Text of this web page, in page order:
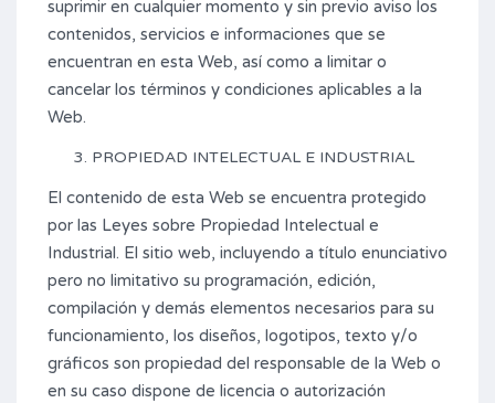
suprimir en cualquier momento y sin previo aviso los
contenidos, servicios e informaciones que se
encuentran en esta Web, así como a limitar o
cancelar los términos y condiciones aplicables a la
Web.
PROPIEDAD INTELECTUAL E INDUSTRIAL
El contenido de esta Web se encuentra protegido
por las Leyes sobre Propiedad Intelectual e
Industrial. El sitio web, incluyendo a título enunciativo
pero no limitativo su programación, edición,
compilación y demás elementos necesarios para su
funcionamiento, los diseños, logotipos, texto y/o
gráficos son propiedad del responsable de la Web o
en su caso dispone de licencia o autorización